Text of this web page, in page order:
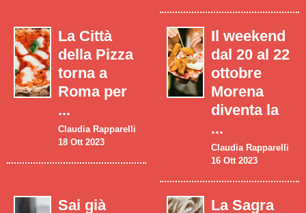
La Città
della Pizza
torna a
Roma per
...
Claudia Rapparelli
18 Ott 2023
Il weekend
dal 20 al 22
ottobre
Morena
diventa la
...
Claudia Rapparelli
16 Ott 2023
Sai già La Sagra